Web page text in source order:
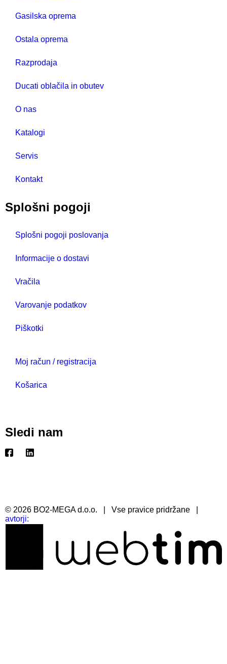
Gasilska oprema
Ostala oprema
Razprodaja
Ducati oblačila in obutev
O nas
Katalogi
Servis
Kontakt
Splošni pogoji
Splošni pogoji poslovanja
Informacije o dostavi
Vračila
Varovanje podatkov
Piškotki
Moj račun / registracija
Košarica
Sledi nam
© 2026 BO2-MEGA d.o.o. Vse pravice pridržane
avtorji: